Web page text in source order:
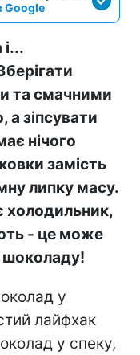
Google
та смачними
а зіпсувати
нічого
замість
липку масу.
холодильник,
- це може
шоколаду!
у
лайфхак
у спеку,